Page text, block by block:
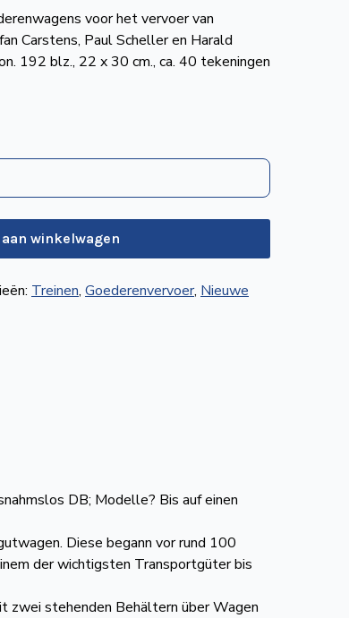
voor het vervoer van
Carstens, Paul Scheller en Harald
192 blz., 22 x 30 cm., ca. 40 tekeningen
aan winkelwagen
Treinen, Goederenvervoer, Nieuwe
DB; Modelle? Bis auf einen
Diese begann vor rund 100
der wichtigsten Transportgüter bis
zwei stehenden Behältern über Wagen